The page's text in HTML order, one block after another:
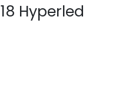
Hyperled